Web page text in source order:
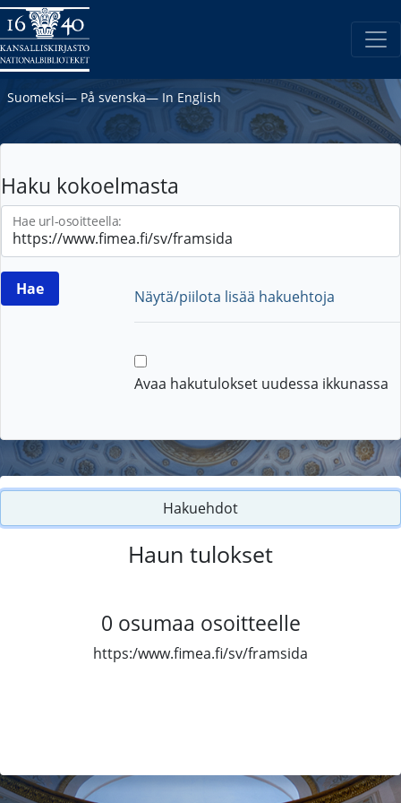
Suomeksi― På svenska― In English
Haku kokoelmasta
Hae url-osoitteella:
Näytä/piilota lisää hakuehtoja
Avaa hakutulokset uudessa ikkunassa
Hakuehdot
Haun tulokset
0 osumaa osoitteelle
https:/www.fimea.fi/sv/framsida